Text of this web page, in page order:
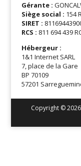
Gérante :
Siège social : 154
SIRET :
RCS : 811 694 439
Hébergeur :
1&1 Internet SARL
7, place de la Gare
BP 70109
57201
Copyright © 2026